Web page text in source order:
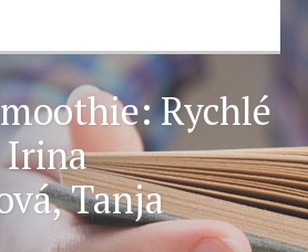
Rychlé
Irina
Tanja